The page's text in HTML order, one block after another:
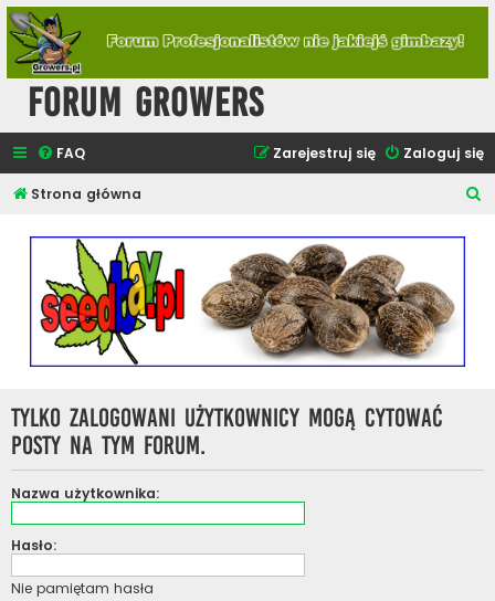
Forum Growers
FAQ Zaloguj się
Zarejestruj się
Strona główna
Tylko zalogowani użytkownicy mogą cytować
posty na tym forum.
Nazwa użytkownika:
Hasło:
Nie pamiętam hasła